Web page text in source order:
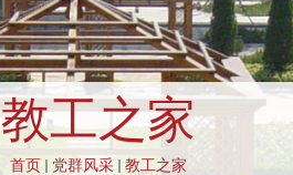
教工之家
首页 党群风采 教工之家